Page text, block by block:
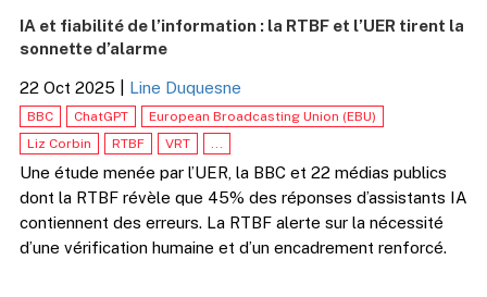
IA et fiabilité de l’information : la RTBF et l’UER tirent la
sonnette d’alarme
22 Oct 2025 Line Duquesne
BBC ChatGPT
European Broadcasting Union (EBU)
Liz Corbin
RTBF VRT ...
Une étude menée par l’UER, la BBC et 22 médias publics
dont la RTBF révèle que 45% des réponses d’assistants IA
contiennent des erreurs. La RTBF alerte sur la nécessité
d’une vérification humaine et d’un encadrement renforcé.